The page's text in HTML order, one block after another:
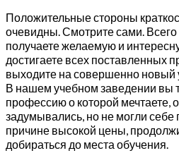
Положительные стороны
очевидны. Смотрите сами.
получаете желаемую и
достигаете всех поставленных
выходите на совершенно новый
В нашем учебном заведении вы
профессию о которой мечтаете,
задумывались, но не могли себе
причине высокой цены,
добираться до места обучения.